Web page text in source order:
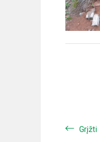
Grįžti